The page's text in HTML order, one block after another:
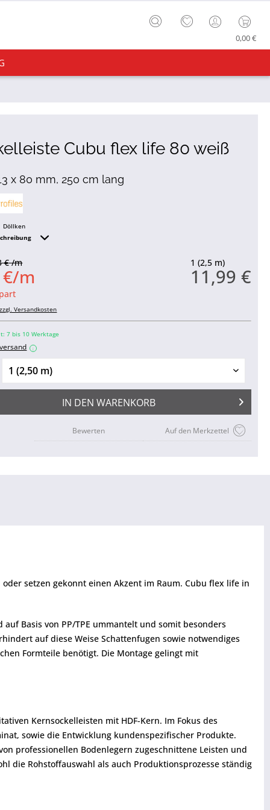
0,00 €
Cubu flex life 80 weiß
x 80 mm, 250 cm lang
Döllken
1 (2,5 m)
11,99 €
€ /m
m
zzgl. Versandkosten
7 bis 10 Werktage
i
IN DEN WARENKORB
Auf den Merkzettel
Bewerten
setzen gekonnt einen Akzent im Raum. Cubu flex life in
Basis von PP/TPE ummantelt und somit besonders
auf diese Weise Schattenfugen sowie notwendiges
Formteile benötigt. Die Montage gelingt mit
Kernsockelleisten mit HDF-Kern. Im Fokus des
sowie die Entwicklung kundenspezifischer Produkte.
professionellen Bodenlegern zugeschnittene Leisten und
die Rohstoffauswahl als auch Produktionsprozesse ständig